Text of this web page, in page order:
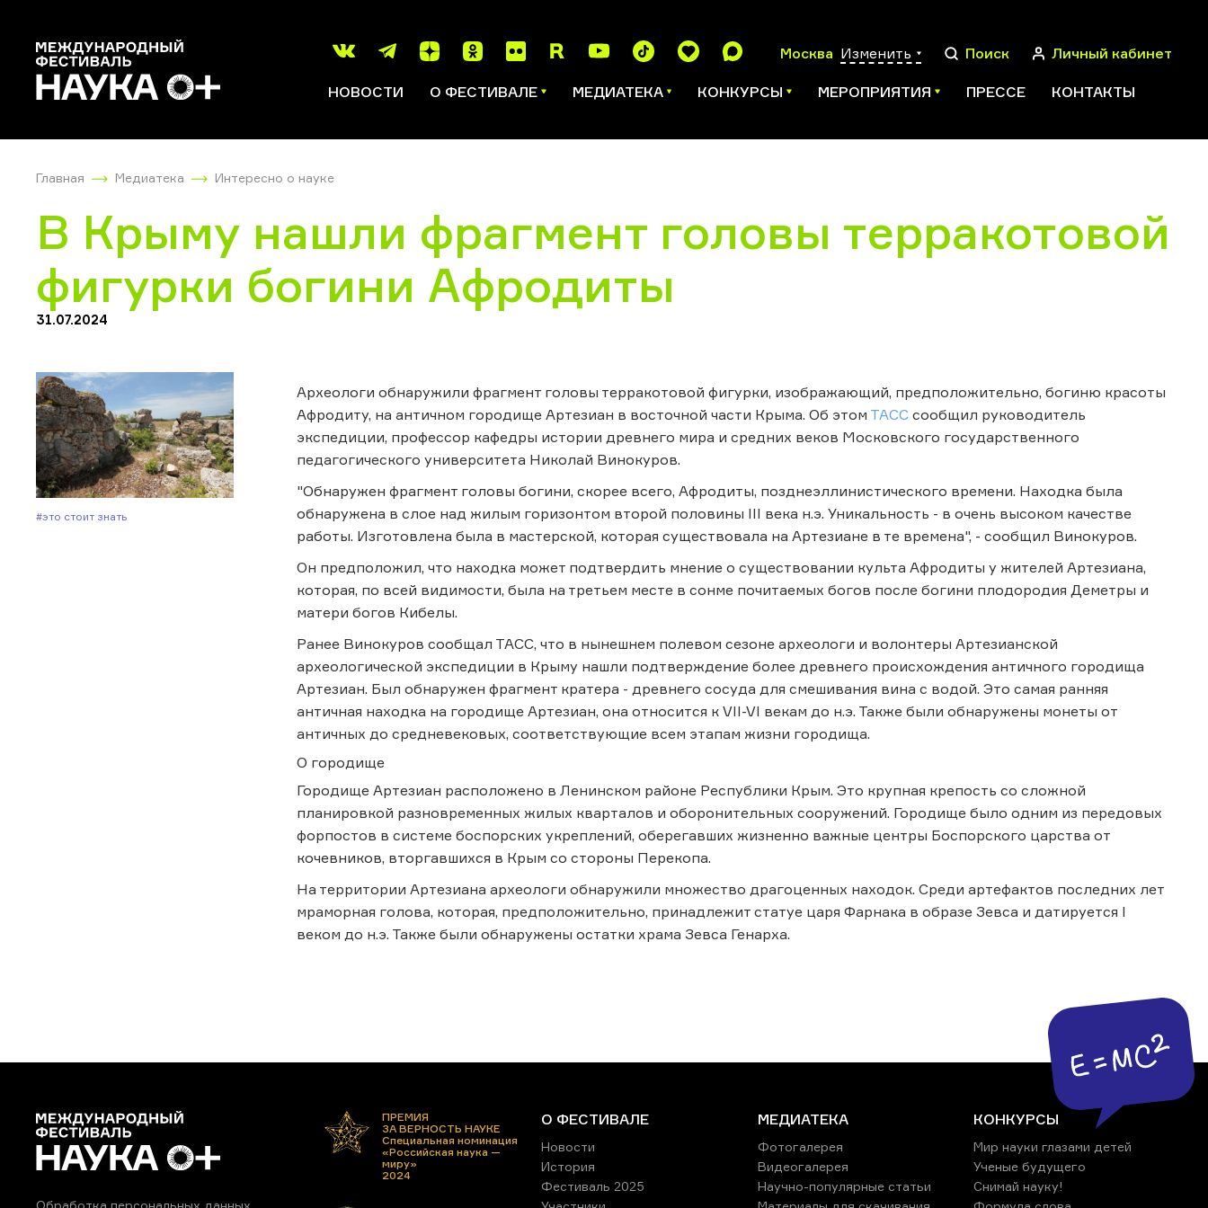
Москва Изменить Поиск
ПОИСК
Личный кабинет
НОВОСТИ О ФЕСТИВАЛЕ МЕДИАТЕКА КОНКУРСЫ МЕРОПРИЯТИЯ ПРЕССЕ КОНТАКТЫ
Главная Медиатека Интересно о науке
В Крыму нашли фрагмент головы терракотовой
фигурки богини Афродиты
31.07.2024
#Это стоит знать
Археологи обнаружили фрагмент головы терракотовой фигурки, изображающий, предположительно, богиню красоты
Афродиту, на античном городище Артезиан в восточной части Крыма. Об этом ТАСС сообщил руководитель
экспедиции, профессор кафедры истории древнего мира и средних веков Московского государственного
педагогического университета Николай Винокуров.
"Обнаружен фрагмент головы богини, скорее всего, Афродиты, позднеэллинистического времени. Находка была
обнаружена в слое над жилым горизонтом второй половины III века н.э. Уникальность - в очень высоком качестве
работы. Изготовлена была в мастерской, которая существовала на Артезиане в те времена", - сообщил Винокуров.
Он предположил, что находка может подтвердить мнение о существовании культа Афродиты у жителей Артезиана,
которая, по всей видимости, была на третьем месте в сонме почитаемых богов после богини плодородия Деметры и
матери богов Кибелы.
Ранее Винокуров сообщал ТАСС, что в нынешнем полевом сезоне археологи и волонтеры Артезианской
археологической экспедиции в Крыму нашли подтверждение более древнего происхождения античного городища
Артезиан. Был обнаружен фрагмент кратера - древнего сосуда для смешивания вина с водой. Это самая ранняя
античная находка на городище Артезиан, она относится к VII-VI векам до н.э. Также были обнаружены монеты от
античных до средневековых, соответствующие всем этапам жизни городища.
О городище
Городище Артезиан расположено в Ленинском районе Республики Крым. Это крупная крепость со сложной
планировкой разновременных жилых кварталов и оборонительных сооружений. Городище было одним из передовых
форпостов в системе боспорских укреплений, оберегавших жизненно важные центры Боспорского царства от
кочевников, вторгавшихся в Крым со стороны Перекопа.
На территории Артезиана археологи обнаружили множество драгоценных находок. Среди артефактов последних лет
мраморная голова, которая, предположительно, принадлежит статуе царя Фарнака в образе Зевса и датируется I
веком до н.э. Также были обнаружены остатки храма Зевса Генарха.
ПРЕМИЯ
ЗА ВЕРНОСТЬ НАУКЕ
Специальная номинация
«Российская наука —
миру»
2024
О ФЕСТИВАЛЕ
Новости
История
Фестиваль 2025
МЕДИАТЕКА
Фотогалерея
Видеогалерея
Научно-популярные статьи
КОНКУРСЫ
Мир науки глазами детей
Ученые будущего
Снимай науку!